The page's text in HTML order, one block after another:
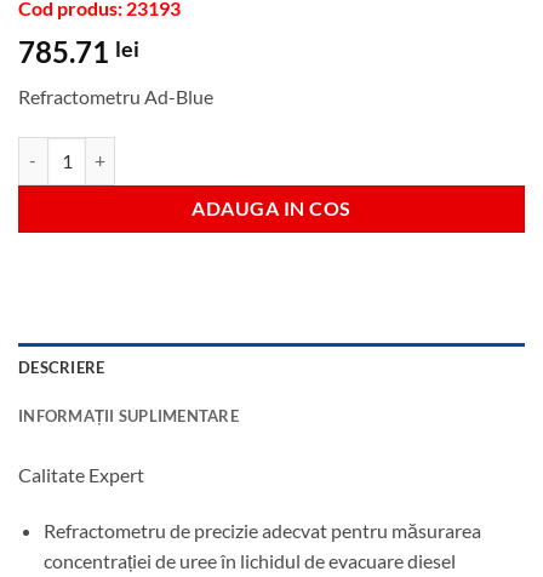
Cod produs: 23193
785.71 lei
Refractometru Ad-Blue
ADAUGA IN COS
DESCRIERE
INFORMAȚII SUPLIMENTARE
Calitate Expert
Refractometru de precizie adecvat pentru măsurarea
concentrației de uree în lichidul de evacuare diesel